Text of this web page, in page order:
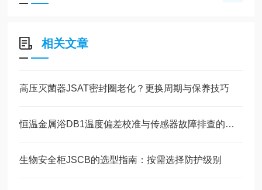
相关文章
高压灭菌器JSAT密封圈老化？更换周期与保养技巧
恒温金属浴DB1温度偏差校准与传感器故障排查的维护指南
生物安全柜JSCB的选型指南：按需选择防护级别